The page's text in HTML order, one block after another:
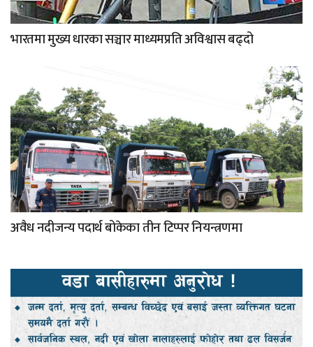
भारतमा मुख्य धारका सञ्चार माध्यमप्रति अविश्वास बढ्दो
अवैध नदीजन्य पदार्थ बोकेका तीन टिप्पर नियन्त्रणमा